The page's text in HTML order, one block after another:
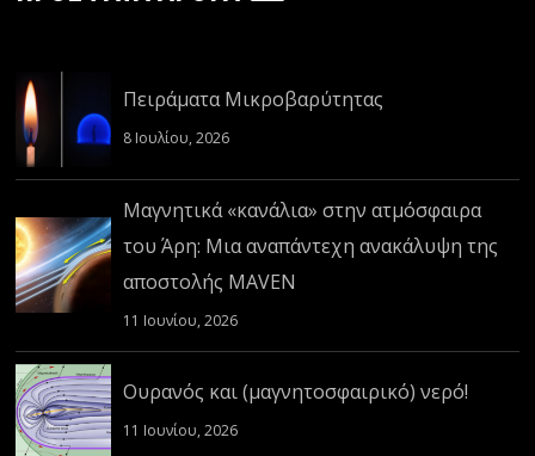
Πειράματα Μικροβαρύτητας
8 Ιουλίου, 2026
Μαγνητικά «κανάλια» στην ατμόσφαιρα
του Άρη: Μια αναπάντεχη ανακάλυψη της
αποστολής MAVEN
11 Ιουνίου, 2026
Ουρανός και (μαγνητοσφαιρικό) νερό!
11 Ιουνίου, 2026